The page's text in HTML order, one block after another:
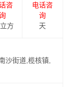
咨
方
电话咨
询
天
沙街道,榄核镇,